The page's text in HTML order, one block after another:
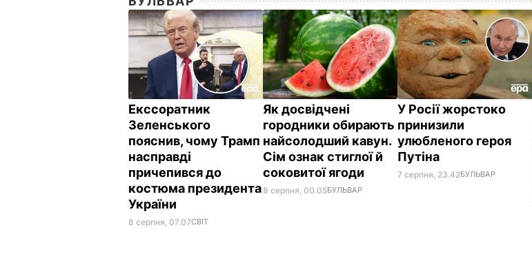
Екссоратник
Зеленського
пояснив, чому Трамп
насправді
причепився до
костюма президента
України
8 серпня, 07.07СВІТ
Як досвідчені
городники обирають
найсолодший кавун.
Сім ознак стиглої й
соковитої ягоди
8 серпня, 00.05БУЛЬВАР
У Росії жорстоко
принизили
улюбленого героя
Путіна
7 серпня, 23.42БУЛЬВАР